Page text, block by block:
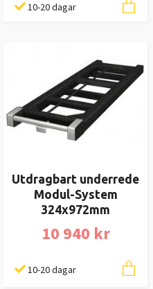
10-20 dagar
Utdragbart underrede
Modul-System
324x972mm
10 940 kr
10-20 dagar